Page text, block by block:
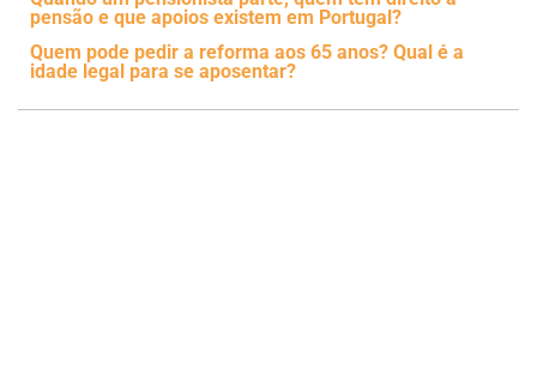
pensão e que apoios existem em Portugal?
Quem pode pedir a reforma aos 65 anos? Qual é a
idade legal para se aposentar?